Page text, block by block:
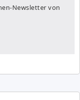
Newsletter von